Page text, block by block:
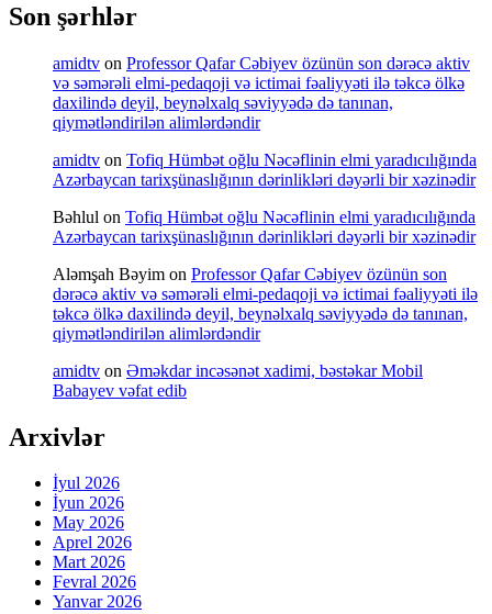
Son şərhlər
amidtv on Professor Qafar Cəbiyev özünün son dərəcə aktiv
və səmərəli elmi-pedaqoji və ictimai fəaliyyəti ilə təkcə ölkə
daxilində deyil, beynəlxalq səviyyədə də tanınan,
qiymətləndirilən alimlərdəndir
amidtv on Tofiq Hümbət oğlu Nəcəflinin elmi yaradıcılığında
Azərbaycan tarixşünaslığının dərinlikləri dəyərli bir xəzinədir
Bəhlul on Tofiq Hümbət oğlu Nəcəflinin elmi yaradıcılığında
Azərbaycan tarixşünaslığının dərinlikləri dəyərli bir xəzinədir
Aləmşah Bəyim on Professor Qafar Cəbiyev özünün son
dərəcə aktiv və səmərəli elmi-pedaqoji və ictimai fəaliyyəti ilə
təkcə ölkə daxilində deyil, beynəlxalq səviyyədə də tanınan,
qiymətləndirilən alimlərdəndir
amidtv on Əməkdar incəsənət xadimi, bəstəkar Mobil
Babayev vəfat edib
Arxivlər
İyul 2026
İyun 2026
May 2026
Aprel 2026
Mart 2026
Fevral 2026
Yanvar 2026